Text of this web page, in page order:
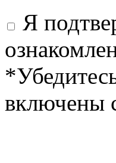
Я
включены